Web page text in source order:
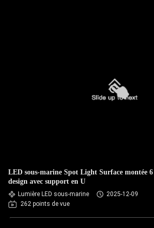
LED sous-marine Spot Light Surface montée
design avec support en U
Lumière LED sous-marine
2025-12-09
262 points de vue